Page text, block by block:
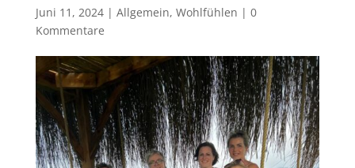
Juni 11, 2024| Allgemein, Wohlfühlen | 0
Kommentare